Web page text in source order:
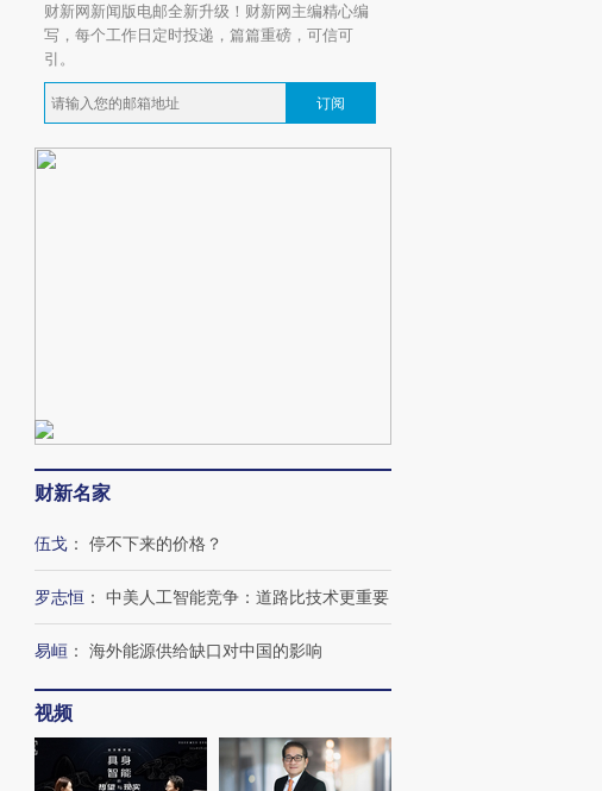
财新网新闻版电邮全新升级！财新网主编精心编
写，每个工作日定时投递，篇篇重磅，可信可
引。
订阅
财新名家
伍戈 ： 停不下来的价格？
罗志恒 ： 中美人工智能竞争：道路比技术更重要
易峘 ： 海外能源供给缺口对中国的影响
视频